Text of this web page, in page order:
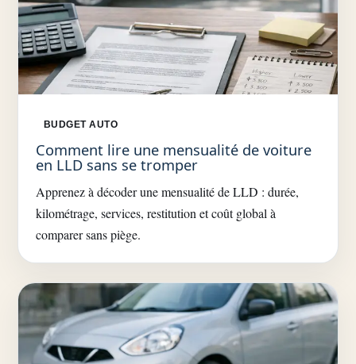
BUDGET AUTO
Comment lire une mensualité de voiture
en LLD sans se tromper
Apprenez à décoder une mensualité de LLD : durée,
kilométrage, services, restitution et coût global à
comparer sans piège.